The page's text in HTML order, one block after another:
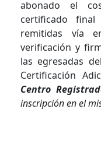
abonado el
certificado
remitidas vía
verificación y
las egresadas
Certificación
Centro
inscripción en el